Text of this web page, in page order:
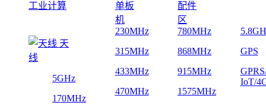
工业计算
单板
机
配件
区
天
线
5GHz
170MHz
230MHz
315MHz
433MHz
470MHz
780MHz
868MHz
915MHz
1575MHz
GPS
IoT/